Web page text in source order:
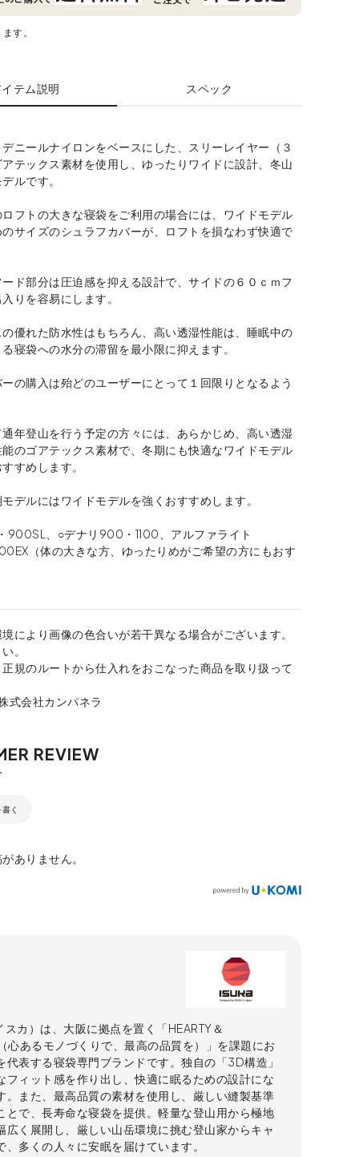
す。
イテム説明 スペック
ニールナイロンをベースにした、スリーレイヤー（３
テックス素材を使用し、ゆったりワイドに設計、冬山
ルです。
フトの大きな寝袋をご利用の場合には、ワイドモデル
サイズのシュラフカバーが、ロフトを損なわず快適で
ド部分は圧迫感を抑える設計で、サイドの６０ｃｍフ
りを容易にします。
優れた防水性はもちろん、高い透湿性能は、睡眠中の
寝袋への水分の滞留を最小限に抑えます。
の購入は殆どのユーザーにとって１回限りとなるよう
年登山を行う予定の方々には、あらかじめ、高い透湿
のゴアテックス素材で、冬期にも快適なワイドモデル
すめします。
デルにはワイドモデルを強くおすすめします。
900SL、○デナリ900・1100、アルファライト
（体の大きな方、ゆったりめがご希望の方にもおす
により画像の色合いが若干異なる場合がございます。
。
規のルートから仕入れをおこなった商品を取り扱って
式会社カンパネラ
く
ありません。
スカ）は、大阪に拠点を置く「HEARTY＆
心あるモノづくりで、最高の品質を）」を課題にお
代表する寝袋専門ブランドです。独自の「3D構造」
フィット感を作り出し、快適に眠るための設計にな
。また、最高品質の素材を使用し、厳しい縫製基準
とで、長寿命な寝袋を提供。軽量な登山用から極地
広く展開し、厳しい山岳環境に挑む登山家からキャ
、多くの人々に安眠を届けています。